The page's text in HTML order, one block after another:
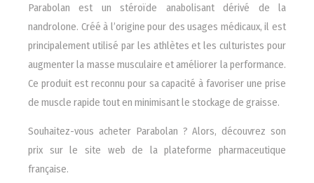
Parabolan est un stéroïde anabolisant dérivé de la
nandrolone. Créé à l’origine pour des usages médicaux, il est
principalement utilisé par les athlètes et les culturistes pour
augmenter la masse musculaire et améliorer la performance.
Ce produit est reconnu pour sa capacité à favoriser une prise
de muscle rapide tout en minimisant le stockage de graisse.
Souhaitez-vous acheter Parabolan ? Alors, découvrez son
prix sur le site web de la plateforme pharmaceutique
française.